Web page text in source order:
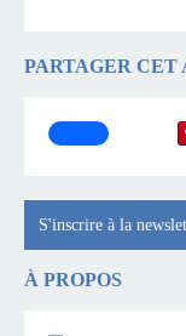
PARTAGER CET
S'inscrire à la
À PROPOS